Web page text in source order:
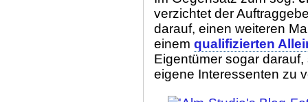
verzichtet der
darauf, einen weiteren
einem qualifizierten
Eigentümer sogar
eigene Interessenten zu